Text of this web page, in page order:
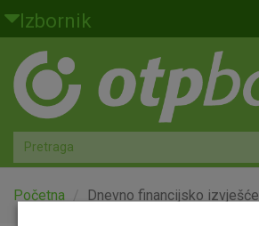
Skoči na glavni sadržaj
Izbornik
Građani
Privatno bankarstvo
Agro
Mala poduzeća i obrtnici
Početna Dnevno financijsko izvješće